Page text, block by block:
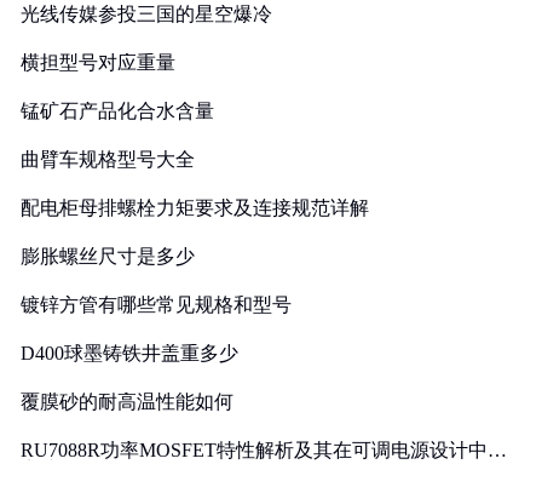
光线传媒参投三国的星空爆冷
横担型号对应重量
锰矿石产品化合水含量
曲臂车规格型号大全
配电柜母排螺栓力矩要求及连接规范详解
膨胀螺丝尺寸是多少
镀锌方管有哪些常见规格和型号
D400球墨铸铁井盖重多少
覆膜砂的耐高温性能如何
RU7088R功率MOSFET特性解析及其在可调电源设计中的